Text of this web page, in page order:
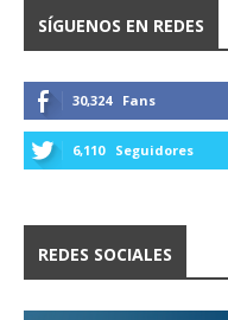
SÍGUENOS EN REDES
30,324 Fans
6,110 Seguidores
REDES SOCIALES